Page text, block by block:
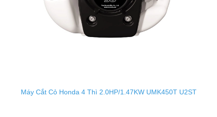
Máy Cắt Cỏ Honda 4 Thì 2.0HP/1.47KW UMK450T U2ST